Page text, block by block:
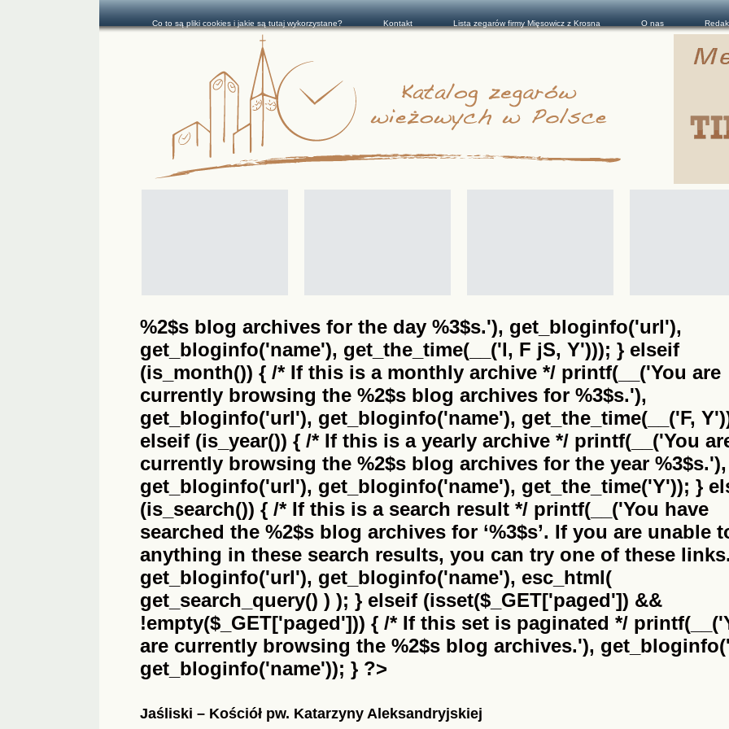
%2$s blog archives for the day %3$s.'), get_bloginfo('url'),
get_bloginfo('name'), get_the_time(__('l, F jS, Y'))); } elseif
(is_month()) { /* If this is a monthly archive */ printf(__('You are
currently browsing the %2$s blog archives for %3$s.'),
get_bloginfo('url'), get_bloginfo('name'), get_the_time(__('F,
elseif (is_year()) { /* If this is a yearly archive */ printf(__('You
currently browsing the %2$s blog archives for the year %3$s.'),
get_bloginfo('url'), get_bloginfo('name'), get_the_time('Y')); }
(is_search()) { /* If this is a search result */ printf(__('You have
searched the %2$s blog archives for ‘%3$s’. If you are unable
anything in these search results, you can try one of these
get_bloginfo('url'), get_bloginfo('name'), esc_html(
get_search_query() ) ); } elseif (isset($_GET['paged']) &&
!empty($_GET['paged'])) { /* If this set is paginated */
are currently browsing the %2$s blog archives.'),
get_bloginfo('name')); } ?>
Jaśliski – Kościół pw. Katarzyny Aleksandryjskiej
Co to są pliki cookies i jakie są tutaj wykorzystane? Kontakt Lista zegarów firmy Mięsowicz z Krosna O nas